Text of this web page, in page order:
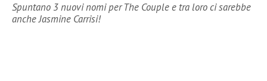
Spuntano 3 nuovi nomi per The Couple e tra loro ci sarebbe
anche Jasmine Carrisi!